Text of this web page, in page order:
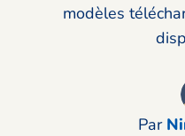
modèles
Par